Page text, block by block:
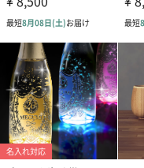
ハンドクリーム3本セッ
ト【ありがとう】
（1,100円）